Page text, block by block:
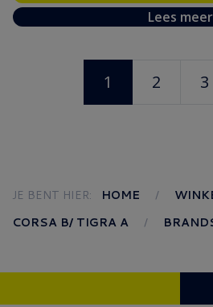
Lees meer
1 2 3
JE BENT HIER: HOME
CORSA B/ TIGRA A